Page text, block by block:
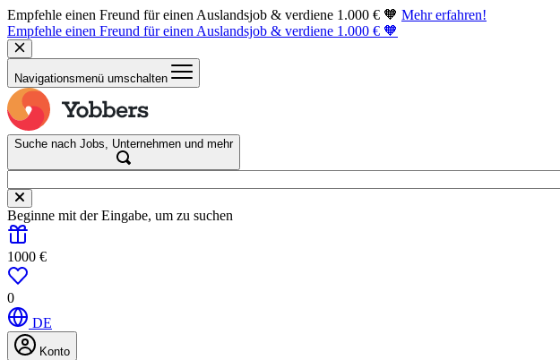
Empfehle einen Freund für einen Auslandsjob & verdiene 1.000 € 🧡 Mehr erfahren!
Empfehle einen Freund für einen Auslandsjob & verdiene 1.000 € 🧡
Navigationsmenü umschalten
Suche nach Jobs, Unternehmen und mehr
Beginne mit der Eingabe, um zu suchen
1000 €
0
DE
Konto